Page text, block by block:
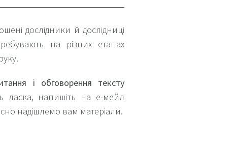
дослідники й дослідниці
на різних етапах
і обговорення тексту
ласка, напишіть на е-мейл
надішлемо вам матеріали.